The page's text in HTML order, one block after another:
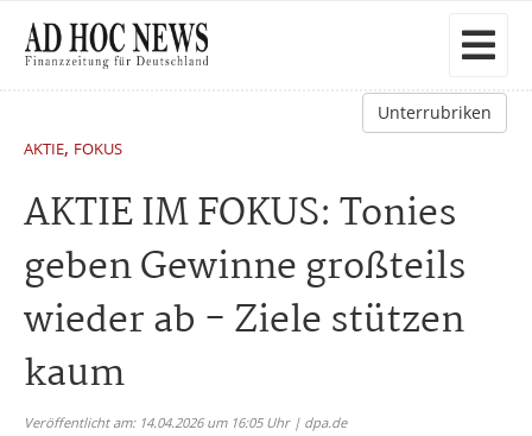
Unterrubriken
AKTIE, FOKUS
AKTIE IM FOKUS: Tonies
geben Gewinne großteils
wieder ab - Ziele stützen
kaum
Veröffentlicht am: 14.04.2026 um 16:05 Uhr | dpa.de